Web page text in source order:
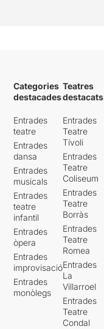
Categories
destacades
Entrades
teatre
Entrades
dansa
Entrades
musicals
Entrades
teatre
infantil
Entrades
òpera
Entrades
improvisació
Entrades
monòlegs
Teatres
destacats
Entrades
Teatre
Tívoli
Entrades
Teatre
Coliseum
Entrades
Teatre
Borràs
Entrades
Teatre
Romea
Entrades
La
Villarroel
Entrades
Teatre
Condal